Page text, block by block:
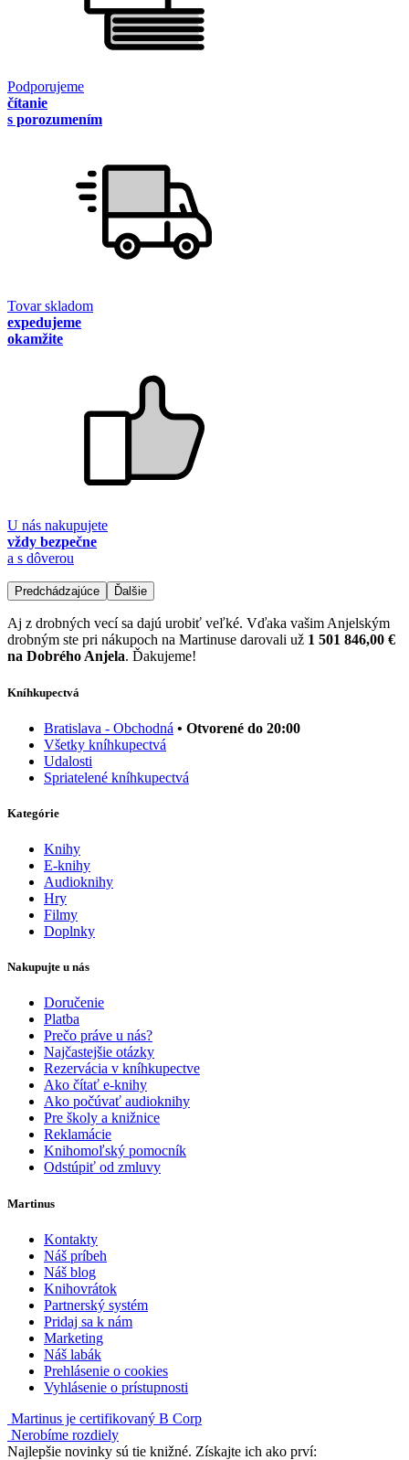
Podporujeme
čítanie
s porozumením
Tovar skladom
expedujeme
okamžite
U nás nakupujete
vždy bezpečne
a s dôverou
Predchádzajúce Ďalšie
Aj z drobných vecí sa dajú urobiť veľké. Vďaka vašim Anjelským
drobným ste pri nákupoch na Martinuse darovali už 1 501 846,00 €
na Dobrého Anjela. Ďakujeme!
Kníhkupectvá
Bratislava - Obchodná • Otvorené do 20:00
Všetky kníhkupectvá
Udalosti
Spriatelené kníhkupectvá
Kategórie
Knihy
E-knihy
Audioknihy
Hry
Filmy
Doplnky
Nakupujte u nás
Doručenie
Platba
Prečo práve u nás?
Najčastejšie otázky
Rezervácia v kníhkupectve
Ako čítať e-knihy
Ako počúvať audioknihy
Pre školy a knižnice
Reklamácie
Knihomoľský pomocník
Odstúpiť od zmluvy
Martinus
Kontakty
Náš príbeh
Náš blog
Knihovrátok
Partnerský systém
Pridaj sa k nám
Marketing
Náš labák
Prehlásenie o cookies
Vyhlásenie o prístupnosti
Martinus je certifikovaný B Corp
Nerobíme rozdiely
Najlepšie novinky sú tie knižné. Získajte ich ako prví: